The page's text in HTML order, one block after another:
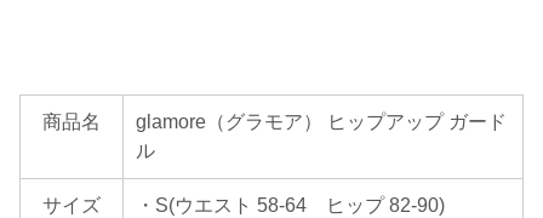
商品名
glamore（グラモア） ヒップアップ ガード
ル
サイズ
・S(ウエスト 58-64 ヒップ 82-90)